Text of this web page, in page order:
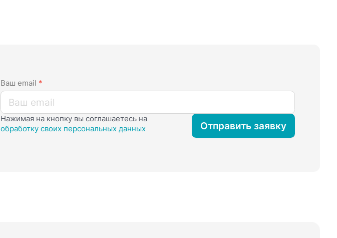
Ваш email *
Нажимая на кнопку вы соглашаетесь на
обработку своих персональных данных
Отправить заявку